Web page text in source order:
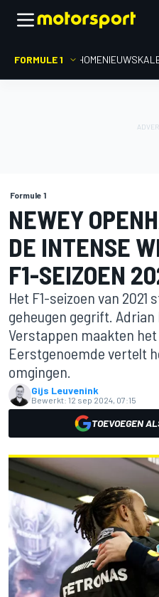
FORMULE 1 HOMENIEUWS
Formule 1
NEWEY
DE INTENSE
F1-SEIZOEN
Het F1-seizoen van
geheugen gegrift. Adrian
Verstappen maakten
Eerstgenoemde vertelt
omgingen.
Gijs Leuvenink
Bewerkt: 12 sep 2024, 07:15
TOEVOEGEN